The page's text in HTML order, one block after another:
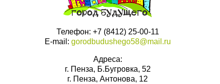
Телефон: +7 (8412) 25-00-11
E-mail: gorodbudushego58@mail.ru
Адреса:
г. Пенза, Б.Бугровка, 52
г. Пенза, Антонова, 12